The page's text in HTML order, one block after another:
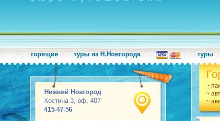
горящие туры из Н.Новгорода туры
Нижний Новгород
Костина 3, оф. 407
415-47-56
~
~
~